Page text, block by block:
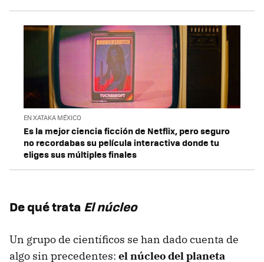
EN XATAKA MÉXICO
Es la mejor ciencia ficción de Netflix, pero seguro
no recordabas su película interactiva donde tu
eliges sus múltiples finales
De qué trataEl núcleo
Un grupo de científicos se han dado cuenta de
algo sin precedentes: el núcleo del planeta